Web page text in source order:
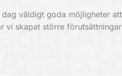
väldigt goda möjligheter
vi skapat större